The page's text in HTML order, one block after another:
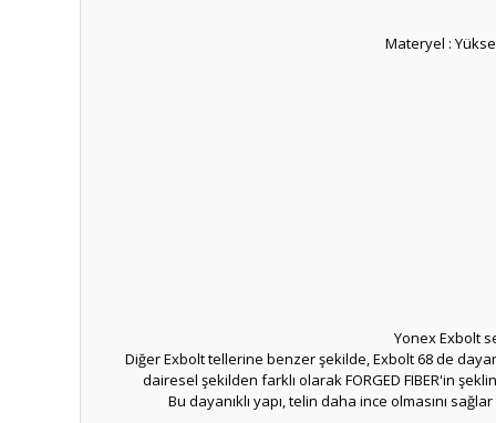
Materyel :
Yonex Exbolt
Diğer Exbolt tellerine benzer şekilde, Exbolt 68 de
dairesel şekilden farklı olarak FORGED FIBER'in
Bu dayanıklı yapı, telin daha ince olmasını